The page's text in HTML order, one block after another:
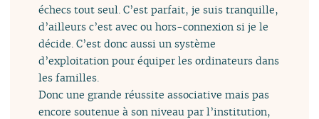
échecs tout seul. C’est parfait, je suis tranquille,
d’ailleurs c’est avec ou hors-connexion si je le
décide. C’est donc aussi un système
d’exploitation pour équiper les ordinateurs dans
les familles.
Donc une grande réussite associative mais pas
encore soutenue à son niveau par l’institution,